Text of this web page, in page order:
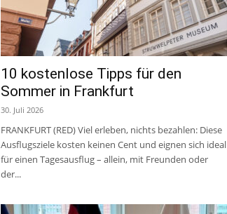
10 kostenlose Tipps für den
Sommer in Frankfurt
30. Juli 2026
FRANKFURT (RED) Viel erleben, nichts bezahlen: Diese
Ausflugsziele kosten keinen Cent und eignen sich ideal
für einen Tagesausflug – allein, mit Freunden oder
der...